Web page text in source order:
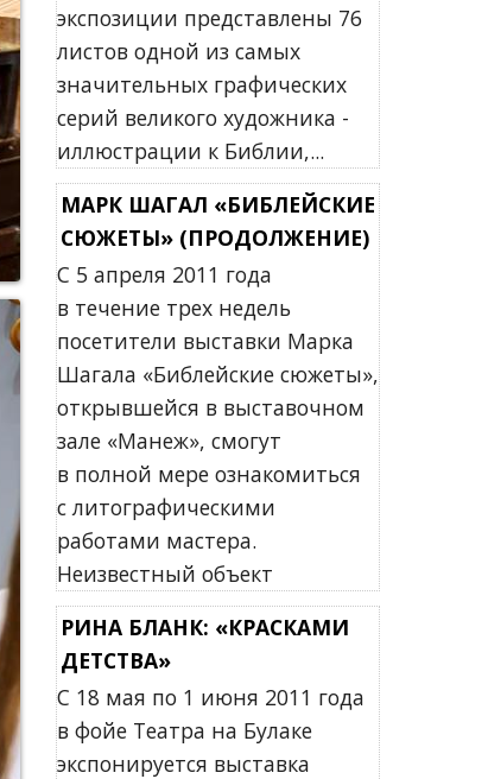
экспозиции представлены 76
листов одной из самых
значительных графических
серий великого художника -
иллюстрации к Библии,...
МАРК ШАГАЛ «БИБЛЕЙСКИЕ
СЮЖЕТЫ» (ПРОДОЛЖЕНИЕ)
С 5 апреля 2011 года
в течение трех недель
посетители выставки Марка
Шагала «Библейские сюжеты»,
открывшейся в выставочном
зале «Манеж», смогут
в полной мере ознакомиться
с литографическими
работами мастера.
Неизвестный объект
РИНА БЛАНК: «КРАСКАМИ
ДЕТСТВА»
С 18 мая по 1 июня 2011 года
в фойе Театра на Булаке
экспонируется выставка